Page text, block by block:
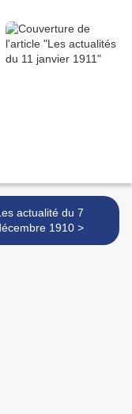
actualité du 7
décembre 1910 >